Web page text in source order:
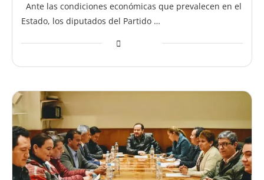
Ante las condiciones económicas que prevalecen en el
Estado, los diputados del Partido …